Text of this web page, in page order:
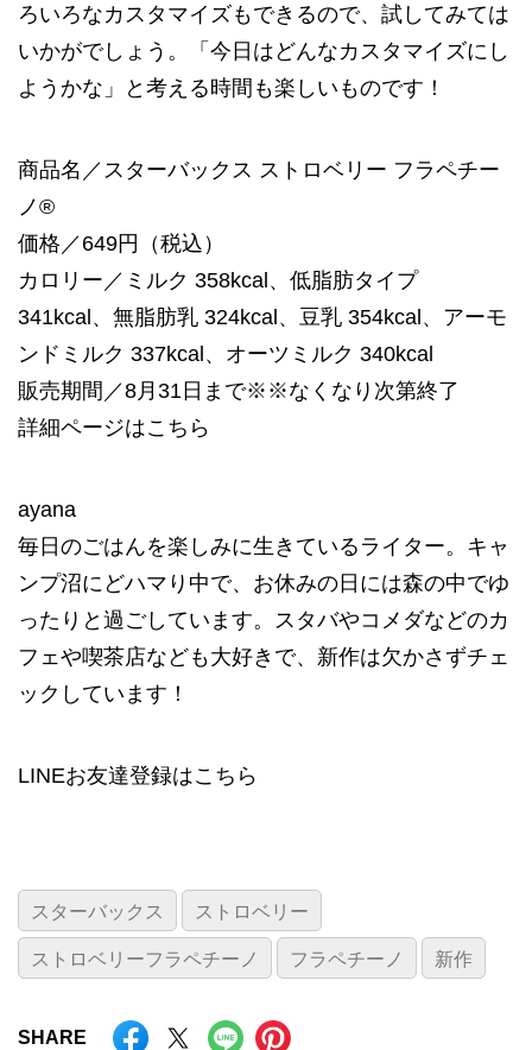
ろいろなカスタマイズもできるので、試してみては
いかがでしょう。「今日はどんなカスタマイズにし
ようかな」と考える時間も楽しいものです！
商品名／スターバックス ストロベリー フラペチー
ノ®
価格／649円（税込）
カロリー／ミルク 358kcal、低脂肪タイプ
341kcal、無脂肪乳 324kcal、豆乳 354kcal、アーモ
ンドミルク 337kcal、オーツミルク 340kcal
販売期間／8月31日まで※※なくなり次第終了
詳細ページはこちら
ayana
毎日のごはんを楽しみに生きているライター。キャ
ンプ沼にどハマり中で、お休みの日には森の中でゆ
ったりと過ごしています。スタバやコメダなどのカ
フェや喫茶店なども大好きで、新作は欠かさずチェ
ックしています！
LINEお友達登録はこちら
スターバックス ストロベリー
ストロベリーフラペチーノ フラペチーノ 新作
SHARE